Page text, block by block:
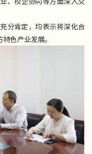
分肯定，均表示将深化合
色产业发展。